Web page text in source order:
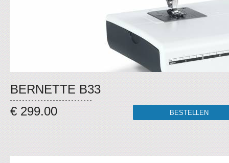
BERNETTE B33
€ 299.00